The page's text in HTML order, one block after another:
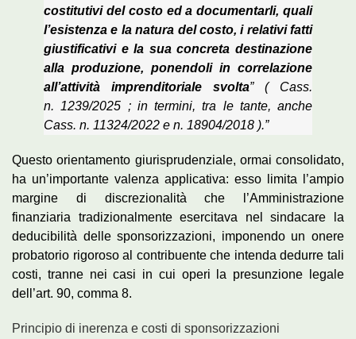
costitutivi del costo ed a documentarli, quali
l’esistenza e la natura del costo, i relativi fatti
giustificativi e la sua concreta destinazione
alla produzione, ponendoli in correlazione
all’attività imprenditoriale svolta” ( Cass.
n. 1239/2025 ; in termini, tra le tante, anche
Cass. n. 11324/2022 e n. 18904/2018 ).”
Questo orientamento giurisprudenziale, ormai consolidato,
ha un’importante valenza applicativa: esso limita l’ampio
margine di discrezionalità che l’Amministrazione
finanziaria tradizionalmente esercitava nel sindacare la
deducibilità delle sponsorizzazioni, imponendo un onere
probatorio rigoroso al contribuente che intenda dedurre tali
costi, tranne nei casi in cui operi la presunzione legale
dell’art. 90, comma 8.
Principio di inerenza e costi di sponsorizzazioni